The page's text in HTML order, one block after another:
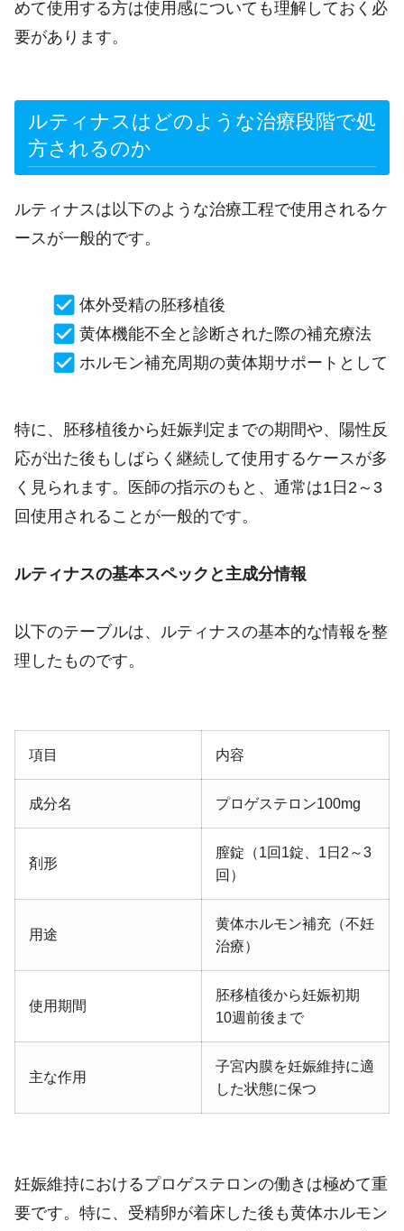
めて使用する方は使用感についても理解しておく必
要があります。
ルティナスはどのような治療段階で処
方されるのか
ルティナスは以下のような治療工程で使用されるケ
ースが一般的です。
体外受精の胚移植後
黄体機能不全と診断された際の補充療法
ホルモン補充周期の黄体期サポートとして
特に、胚移植後から妊娠判定までの期間や、陽性反
応が出た後もしばらく継続して使用するケースが多
く見られます。医師の指示のもと、通常は1日2～3
回使用されることが一般的です。
ルティナスの基本スペックと主成分情報
以下のテーブルは、ルティナスの基本的な情報を整
理したものです。
項目 内容
成分名 プロゲステロン100mg
剤形
膣錠（1回1錠、1日2～3
回）
用途
黄体ホルモン補充（不妊
治療）
使用期間
胚移植後から妊娠初期
10週前後まで
主な作用
子宮内膜を妊娠維持に適
した状態に保つ
妊娠維持におけるプロゲステロンの働きは極めて重
要です。特に、受精卵が着床した後も黄体ホルモン